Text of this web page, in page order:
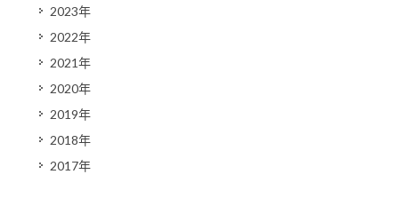
2023年
2022年
2021年
2020年
2019年
2018年
2017年